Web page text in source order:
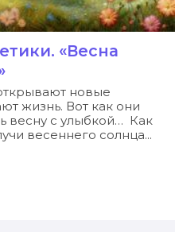
«Весна
новые
жизнь. Вот как они
весну с улыбкой… Как
весеннего солнца...